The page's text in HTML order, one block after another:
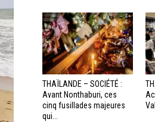
THAÏLANDE – SOCIÉTÉ :
Avant Nonthaburi, ces
cinq fusillades majeures
qui...